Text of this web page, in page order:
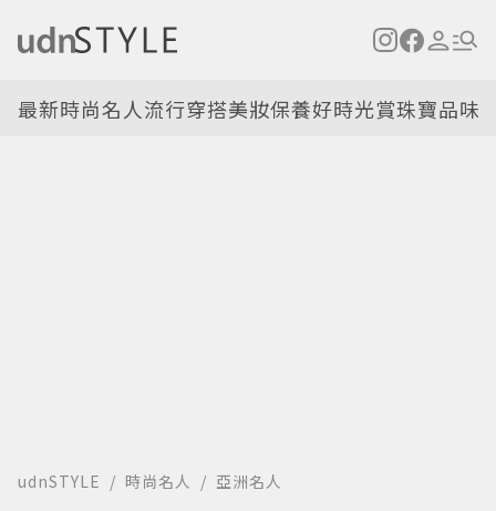
最新時尚名人流行穿搭美妝保養好時光賞珠寶品味
udnSTYLE 時尚名人 亞洲名人